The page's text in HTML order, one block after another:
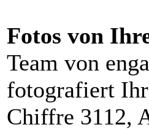
Fotos von
Team von
fotografiert
Chiffre 3112,